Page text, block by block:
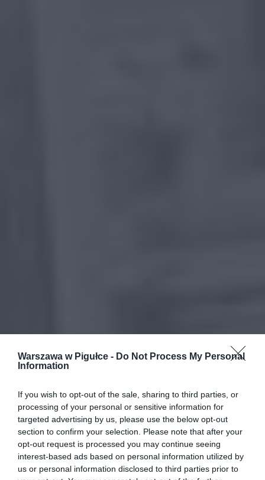
Warszawa w Pigułce - Do Not Process My Personal
Information
If you wish to opt-out of the sale, sharing to third parties, or
processing of your personal or sensitive information for
targeted advertising by us, please use the below opt-out
section to confirm your selection. Please note that after your
opt-out request is processed you may continue seeing
interest-based ads based on personal information utilized by
us or personal information disclosed to third parties prior to